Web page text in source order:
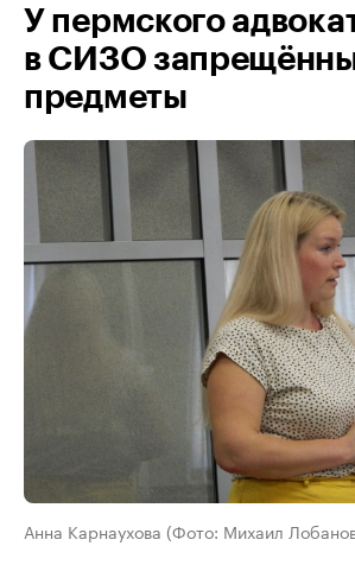
У пермского
в СИЗО
предметы
Анна Карнаухова (Фото: Михаил